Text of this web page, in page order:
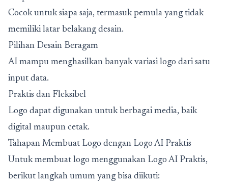
Cocok untuk siapa saja, termasuk pemula yang tidak
memiliki latar belakang desain.
Pilihan Desain Beragam
AI mampu menghasilkan banyak variasi logo dari satu
input data.
Praktis dan Fleksibel
Logo dapat digunakan untuk berbagai media, baik
digital maupun cetak.
Tahapan Membuat Logo dengan Logo AI Praktis
Untuk membuat logo menggunakan Logo AI Praktis,
berikut langkah umum yang bisa diikuti: